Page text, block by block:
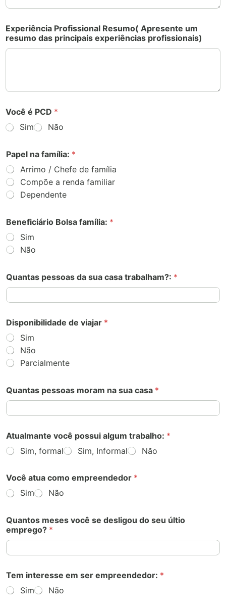
Experiência Profissional Resumo( Apresente um
resumo das principais experiências profissionais)
Você é PCD *
Sim
Não
Papel na família: *
Arrimo / Chefe de família
Compõe a renda familiar
Dependente
Beneficiário Bolsa família: *
Sim
Não
Quantas pessoas da sua casa trabalham?: *
Disponibilidade de viajar *
Sim
Não
Parcialmente
Quantas pessoas moram na sua casa *
Atualmante você possui algum trabalho: *
Sim, formal
Sim, Informal Não
Você atua como empreendedor *
Sim
Não
Quantos meses você se desligou do seu últio
emprego? *
Tem interesse em ser empreendedor: *
Sim
Não